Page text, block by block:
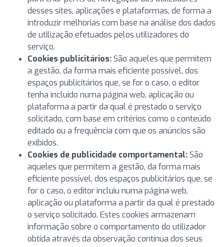
desses sites, aplicações e plataformas, de forma a
introduzir melhorias com base na análise dos dados
de utilização efetuados pelos utilizadores do
serviço.
Cookies publicitários:São aqueles que permitem
a gestão, da forma mais eficiente possível, dos
espaços publicitários que, se for o caso, o editor
tenha incluído numa página web, aplicação ou
plataforma a partir da qual é prestado o serviço
solicitado, com base em critérios como o conteúdo
editado ou a frequência com que os anúncios são
exibidos.
Cookies de publicidade comportamental:São
aqueles que permitem a gestão, da forma mais
eficiente possível, dos espaços publicitários que, se
for o caso, o editor incluiu numa página web,
aplicação ou plataforma a partir da qual é prestado
o serviço solicitado. Estes cookies armazenam
informação sobre o comportamento do utilizador
obtida através da observação contínua dos seus